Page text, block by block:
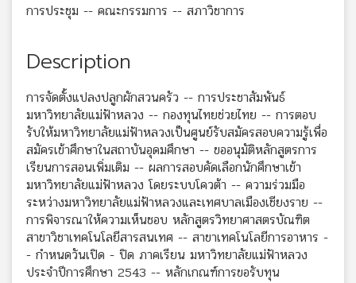
การประชุม -- คณะกรรมการ -- สภาวิชาการ
Description
การจัดตั้งแปลงปลูกผักสวนครัว -- การประชาสัมพันธ์
มหาวิทยาลัยแม่ฟ้าหลวง -- กองทุนไทยช่วยไทย -- การตอบ
รับให้มหาวิทยาลัยแม่ฟ้าหลวงเป็นศูนย์รับสมัครสอบความรู้เพื่อ
สมัครเข้าศึกษาในสถาบันอุดมศึกษา -- ขออนุมัติหลักสูตรการ
เรียนการสอนเพิ่มเติม -- ผลการสอบคัดเลือกนักศึกษาเข้า
มหาวิทยาลัยแม่ฟ้าหลวง โดยระบบโควต้า -- ความร่วมมือ
ระหว่างมหาวิทยาลัยแม่ฟ้าหลวงและเทศบาลเมืองเชียงราย --
การพิจารณาให้ความเห็นชอบ หลักสูตรวิทยาศาสตรบัณฑิต
สาขาวิชาเทคโนโลยีสารสนเทศ -- สาขาเทคโนโลยีการอาหาร -
- กำหนดวันเปิด - ปิด ภาคเรียน มหาวิทยาลัยแม่ฟ้าหลวง
ประจำปีการศึกษา 2543 -- หลักเกณฑ์การขอรับทุน